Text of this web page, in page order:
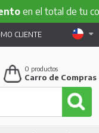
el total de tu
CLIENTE
0 productos
Carro de Compras